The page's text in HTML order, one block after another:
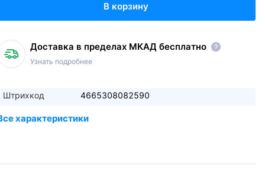
В корзину
Доставка в пределах МКАД бесплатно
Узнать подробнее
Штрихкод 4665308082590